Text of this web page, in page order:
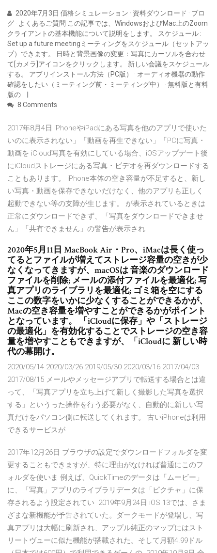
2020年7月3日 価格シミュレーション · 資料ダウンロード · ブロ
グ · よくあるご質問 この記事では、WindowsおよびMac上のZoom
クライアントの基本機能について説明をします。 スケジュール :
Set up a future meetingミーティングをスケジュール（セットアッ
プ）できます。 日時と背景画像の変更：写真にカーソルを合わせ
て[カメラ]アイコンをクリックします。 新しい会議をスケジュール
する。 アプリインストール方法（PC版） · オーディオ機器の動作
確認をしたい（ミーティング前・ミーティング中） · 無料版と有料
版の
8 Comments
2017年8月4日 iPhoneやiPadにある写真を他のアプリで使いた
いのに表示されない」「動画を再生できない」「PCに写真・
動画を iCloud写真を有効にしている場合、iOSアップデート後
にiCloudストレージにある写真・ビデオを再ダウンロードする
こともあります。 iPhone本体の空き容量が不足すると、新し
い写真・動画を保存できないだけなく、他のアプリも正しく
起動できない等の支障が生じます。 が表示されているときは
正常にダウンロードできず、「写真をダウンロードできませ
ん」「共有できません」の警告が表示され
2020年5月11日 MacBook Air・Pro、iMacは長く使っ
てるとファイルが増えてストレージ容量の空きが少
なくなってきますが、macOSは 音楽のダウンロード
ファイルを削除; メールの添付ファイルを最適化; 写
真アプリのライブラリを最適化; ゴミ箱を空にする
ここの数字をいかに少なくすることができるかが、
Macの空き容量を増やすことができるかがポイント
となっています。 「iCloudに保存」や「ストレージ
の最適化」を有効化することでストレージの空き容
量を増やすこともできますが、「iCloudに 新しい時
代の幕開け。
2020/05/14 2020/03/26 2019/05/30 2020/03/16 2017/04/03
2017/08/15 メールやメッセージアプリで転送する場合とは違
って、「写真アプリを立ち上げて新しく撮影した写真を選択
する」というった操作を行う必要がなく、自動的に新しい写
真だけをパソコン側に転送してくれます。 古いiPhoneは利用
できるサービスが
2017年12月26日 ブラウザの設定でダウンロードフォルダを変
更することもできますが、特に理由がなければ普通にこのフ
ォルダを使いま 例えば、QuickTimeのデータは「ムービー」
に、「写真」アプリのライブラリデータは「ピクチャ」に保
存されるよう設定されてい 2019年9月24日 iOS 13では、さま
ざまな新機能が予告されていた。ダークモードが登場し、写
真アプリは大幅に刷新され、アップル純正のマップにはスト
リートヴューに似た機能が搭載された。そして月額4.99ドル